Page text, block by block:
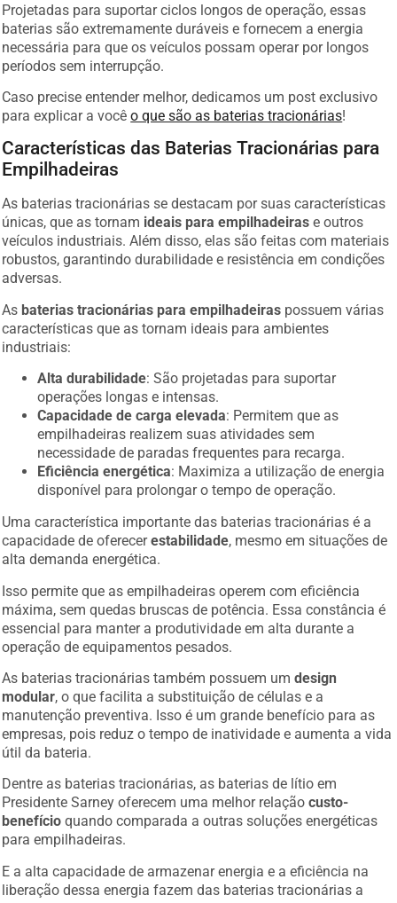
Projetadas para suportar ciclos longos de operação, essas
baterias são extremamente duráveis e fornecem a energia
necessária para que os veículos possam operar por longos
períodos sem interrupção.
Caso precise entender melhor, dedicamos um post exclusivo
para explicar a vocêo que são as baterias tracionárias!
Características das Baterias Tracionárias para
Empilhadeiras
As baterias tracionárias se destacam por suas características
únicas, que as tornam ideais para empilhadeiras e outros
veículos industriais. Além disso, elas são feitas com materiais
robustos, garantindo durabilidade e resistência em condições
adversas.
As baterias tracionárias para empilhadeiras possuem várias
características que as tornam ideais para ambientes
industriais:
Alta durabilidade: São projetadas para suportar
operações longas e intensas.
Capacidade de carga elevada: Permitem que as
empilhadeiras realizem suas atividades sem
necessidade de paradas frequentes para recarga.
Eficiência energética: Maximiza a utilização de energia
disponível para prolongar o tempo de operação.
Uma característica importante das baterias tracionárias é a
capacidade de oferecerestabilidade, mesmo em situações de
alta demanda energética.
Isso permite que as empilhadeiras operem com eficiência
máxima, sem quedas bruscas de potência. Essa constância é
essencial para manter a produtividade em alta durante a
operação de equipamentos pesados.
As baterias tracionárias também possuem umdesign
modular, o que facilita a substituição de células e a
manutenção preventiva. Isso é um grande benefício para as
empresas, pois reduz o tempo de inatividade e aumenta a vida
útil da bateria.
Dentre as baterias tracionárias, as baterias de lítio em
Presidente Sarney oferecem uma melhor relaçãocusto-
benefício quando comparada a outras soluções energéticas
para empilhadeiras.
E a alta capacidade de armazenar energia e a eficiência na
liberação dessa energia fazem das baterias tracionárias a